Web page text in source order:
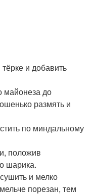
и добавить
майонеза до
размять и
по миндальному
положив
шарика.
и мелко
порезан, тем